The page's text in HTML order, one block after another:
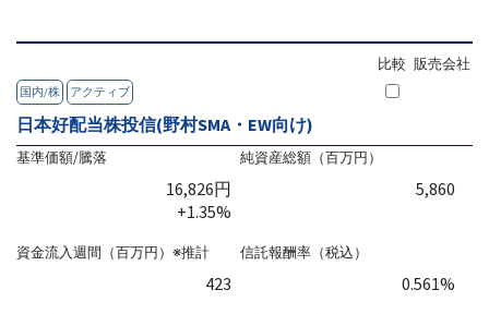
国内/株 アクティブ
比較 販売会社
日本好配当株投信(野村SMA・EW向け)
基準価額/騰落
16,826円
+1.35%
純資産総額（百万円）
5,860
資金流入週間（百万円）※推計
423
信託報酬率（税込）
0.561%